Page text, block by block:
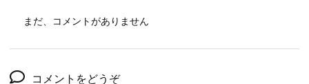
まだ、コメントがありません
コメントをどうぞ